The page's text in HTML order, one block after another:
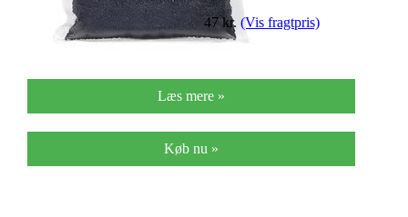
47 kr. (Vis fragtpris)
Læs mere »
Køb nu »